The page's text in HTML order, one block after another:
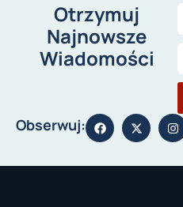
Otrzymuj
Najnowsze
Wiadomości
Obserwuj: